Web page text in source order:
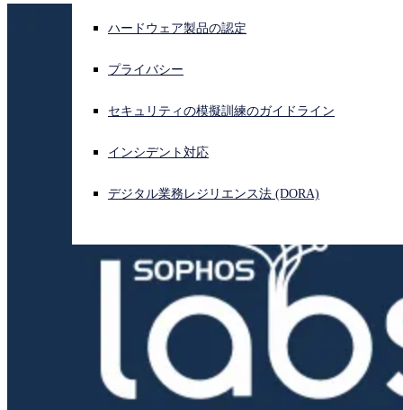
サイバー攻撃を受けている場合、連絡先はこちら
ハードウェア製品の認定
プライバシー
セキュリティの模擬訓練のガイドライン
インシデント対応
デジタル業務レジリエンス法 (DORA)